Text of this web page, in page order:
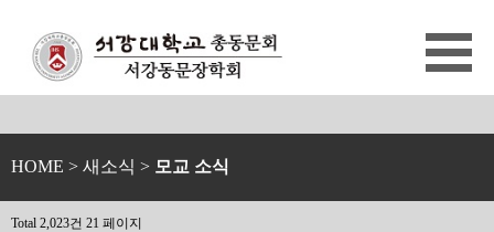
HOME > 새소식 > 모교 소식
Total 2,023건 21 페이지